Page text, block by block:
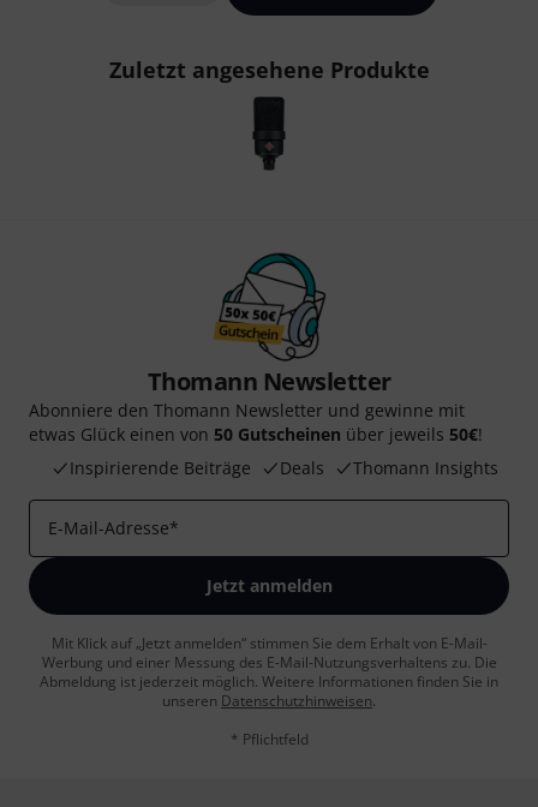
Zuletzt angesehene Produkte
Thomann Newsletter
Abonniere den Thomann Newsletter und gewinne mit
etwas Glück einen von 50 Gutscheinen über jeweils 50€!
Inspirierende Beiträge
Deals Thomann Insights
E-Mail-Adresse*
Jetzt anmelden
Mit Klick auf „Jetzt anmelden“ stimmen Sie dem Erhalt von E-Mail-
Werbung und einer Messung des E-Mail-Nutzungsverhaltens zu. Die
Abmeldung ist jederzeit möglich. Weitere Informationen finden Sie in
unseren Datenschutzhinweisen.
* Pflichtfeld